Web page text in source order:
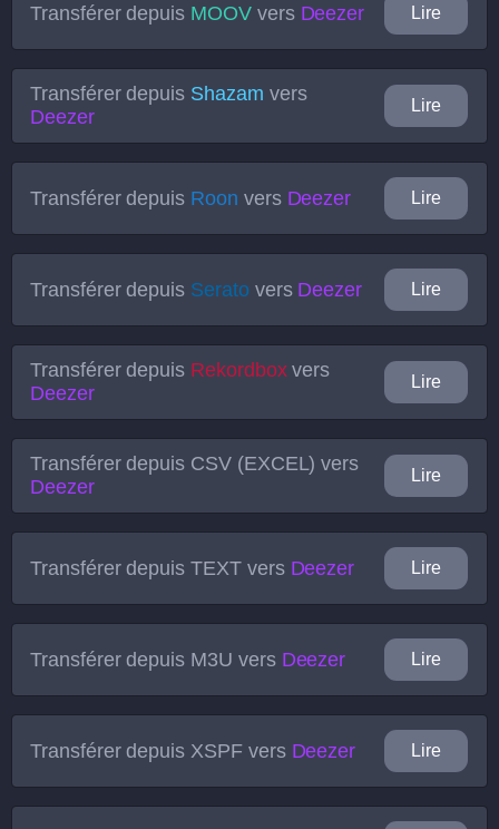
Transférer depuis MOOVvers Deezer Lire
Transférer depuis Shazam vers
Deezer
Lire
Transférer depuis Roon vers Deezer Lire
Transférer depuis Serato vers Deezer Lire
Transférer depuis Rekordboxvers
Deezer
Lire
Transférer depuis CSV (EXCEL) vers
Deezer
Lire
Transférer depuisTEXTvers Deezer Lire
Transférer depuis M3U vers Deezer Lire
Transférer depuis XSPFvers Deezer Lire